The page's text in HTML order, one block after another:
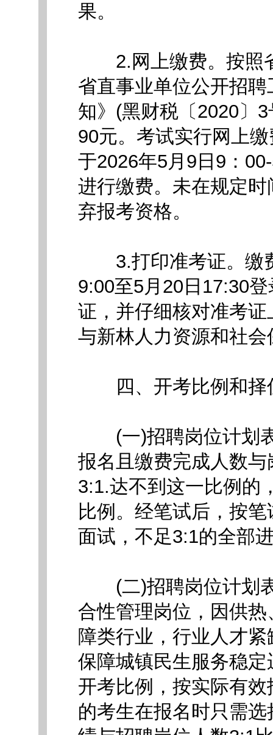
果。
2.网上缴费。按照
省直事业单位公开招
知》(黑财税〔2020〕
90元。考试实行网上
于2026年5月9日9：
进行缴费。未在规定
弃报考资格。
3.打印准考证。缴
9:00至5月20日17:30
证，并仔细核对准考
与新林人力资源和社
四、开考比例和择
(一)招聘岗位计划表
报名且缴费完成人数
3:1.达不到这一比例的
比例。经笔试后，按
面试，不足3:1的全部
(二)招聘岗位计划表
合性管理岗位，因供
障类行业，行业人才
保障城镇民生服务稳
开考比例，按实际有
的考生在报名时只需